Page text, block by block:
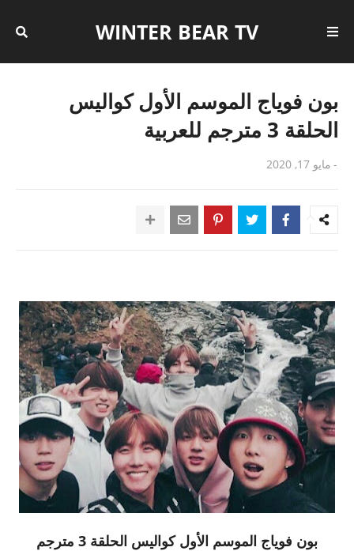
WINTER BEAR TV
بون فوياج الموسم الأول كواليس
الحلقة 3 مترجم للعربية
- مايو 17, 2020
بون فوياج الموسم الأول كواليس الحلقة 3 مترجم